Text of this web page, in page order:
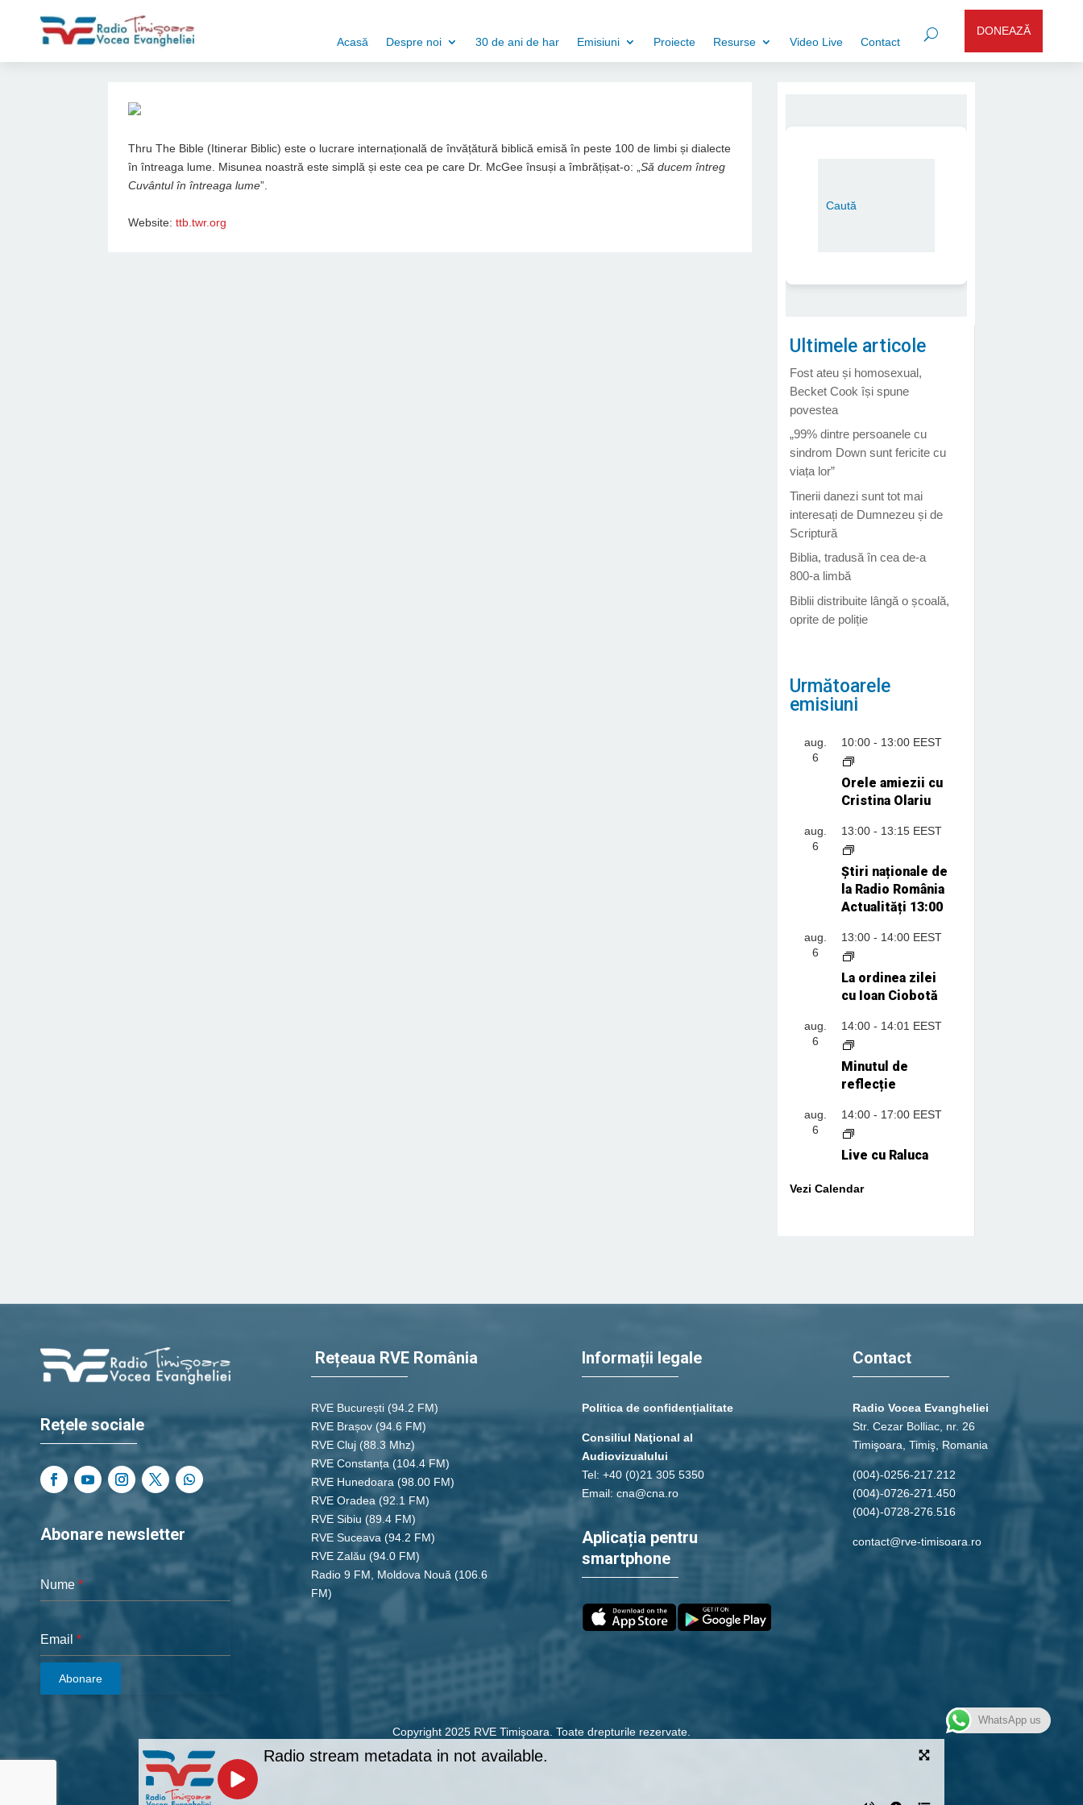
Acasă Despre noi 30 de ani de har Emisiuni Proiecte Resurse Video Live Contact
DONEAZĂ
Thru The Bible (Itinerar Biblic) este o lucrare internațională de învățătură biblică emisă în peste 100 de limbi și dialecte
în întreaga lume. Misunea noastră este simplă și este cea pe care Dr. McGee însuși a îmbrățișat-o: „Să ducem întreg
Cuvântul în întreaga lume”.
Website:ttb.twr.org
Ultimele articole
Fost ateu și homosexual,
Becket Cook își spune
povestea
„99% dintre persoanele cu
sindrom Down sunt fericite cu
viața lor”
Tinerii danezi sunt tot mai
interesați de Dumnezeu și de
Scriptură
Biblia, tradusă în cea de-a
800-a limbă
Biblii distribuite lângă o școală,
oprite de poliție
Următoarele
emisiuni
aug.
6
10:00- 13:00 EEST
Orele amiezii cu
Cristina Olariu
aug.
6
13:00- 13:15 EEST
Știri naționale de
la Radio România
Actualități 13:00
aug.
6
13:00- 14:00 EEST
La ordinea zilei
cu Ioan Ciobotă
aug.
6
14:00- 14:01 EEST
Minutul de
reflecție
aug.
6
14:00- 17:00 EEST
Live cu Raluca
Vezi Calendar
Rețele sociale
Abonare newsletter
Nume *
Email *
Abonare
Rețeaua RVE România
RVE București (94.2 FM)
RVE Brașov (94.6 FM)
RVE Cluj (88.3 Mhz)
RVE Constanța (104.4 FM)
RVE Hunedoara (98.00 FM)
RVE Oradea (92.1 FM)
RVE Sibiu (89.4 FM)
RVE Suceava (94.2 FM)
RVE Zalău (94.0 FM)
Radio 9 FM, Moldova Nouă (106.6
FM)
Informații legale
Politica de confidențialitate
Consiliul Naţional al
Audiovizualului
Tel: +40 (0)21 305 5350
Email: cna@cna.ro
Aplicația pentru
smartphone
Contact
Radio Vocea Evangheliei
Str. Cezar Bolliac, nr. 26
Timişoara, Timiş, Romania
(004)-0256-217.212
(004)-0726-271.450
(004)-0728-276.516
contact@rve-timisoara.ro
Copyright 2025 RVE Timişoara. Toate drepturile rezervate.
Radio stream metadata in not available.
WhatsApp us